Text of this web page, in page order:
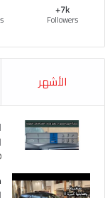
7k+
Followers
الأشهر